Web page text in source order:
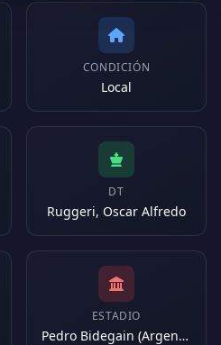
CONDICIÓN
Local
DT
Ruggeri, Oscar Alfredo
ESTADIO
Pedro Bidegain (Argentina)